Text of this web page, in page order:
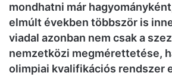
mondhatni már
elmúlt években többször is
viadal azonban nem csak a
nemzetközi megmérettetése,
olimpiai kvalifikációs rendszer